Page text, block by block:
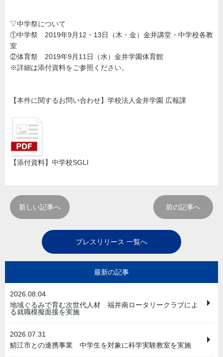
▽中学祭について
①中学祭 2019年9月12・13日（木・金）金井講堂・中学校各教
室
②体育祭 2019年9月11日（水）金井学園体育館
※詳細は添付資料をご参照ください。
【本件に関するお問い合わせ】学校法人金井学園 広報課
【添付資料】中学校SGLI
新しい記事へ
プレスリリース 一覧へ
前の記事へ
最新の記事
2026.08.04
地域ぐるみで育む次世代人材 福井南ロータリークラブによ
る就職模擬面接を実施
2026.07.31
鯖江市との連携事業 中学生を対象に科学実験教室を実施